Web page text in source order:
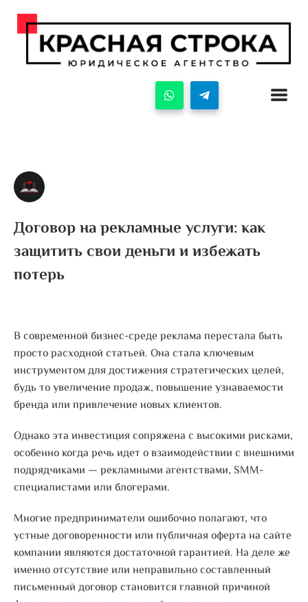
Договор на рекламные услуги: как
защитить свои деньги и избежать
потерь
В современной бизнес-среде реклама перестала быть
просто расходной статьей. Она стала ключевым
инструментом для достижения стратегических целей,
будь то увеличение продаж, повышение узнаваемости
бренда или привлечение новых клиентов.
Однако эта инвестиция сопряжена с высокими рисками,
особенно когда речь идет о взаимодействии с внешними
подрядчиками — рекламными агентствами, SMM-
специалистами или блогерами.
Многие предприниматели ошибочно полагают, что
устные договоренности или публичная оферта на сайте
компании являются достаточной гарантией. На деле же
именно отсутствие или неправильно составленный
письменный договор становится главной причиной